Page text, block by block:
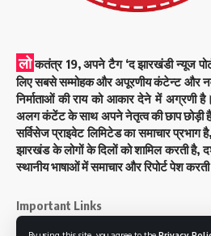
लो कतंत्र 19, अपने टैग ‘द झारखंडी न्यूज
लिए सबसे सम्मोहक और अपूरणीय कंटेन्ट और
निर्माताओं की राय को आकार देने में
अलग कंटेंट के साथ अपने नेतृत्व की छाप छोड़ी
सर्विसेज प्राइवेट लिमिटेड का समाचार
झारखंड के लोगों के दिलों को शामिल करती है,
स्थानीय भाषाओं में समाचार और रिपोर्ट पेश
Important Links